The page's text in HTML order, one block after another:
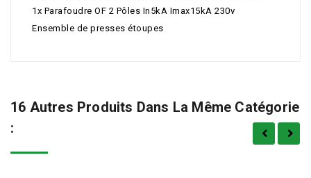
1x Parafoudre OF 2 Pôles In5kA Imax15kA 230v
Ensemble de presses étoupes
16 Autres Produits Dans La Même Catégorie
: